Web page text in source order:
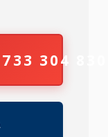
304 830